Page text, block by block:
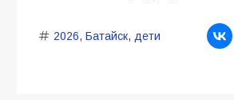
2026, Батайск, дети